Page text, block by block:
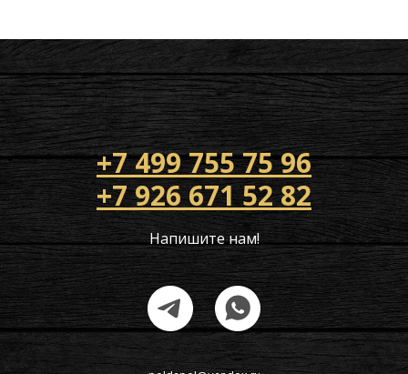
+7 499 755 75 96
+7 926 671 52 82
Напишите нам!